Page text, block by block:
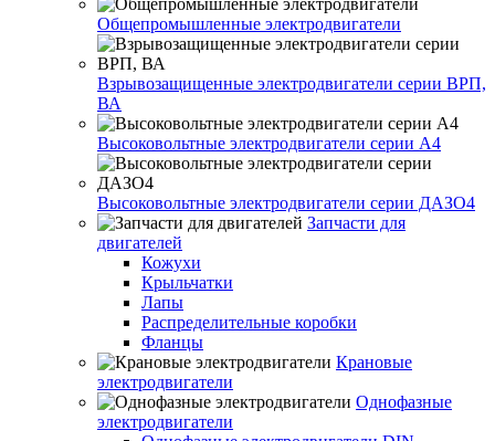
Общепромышленные электродвигатели
Взрывозащищенные электродвигатели серии ВРП,
ВА
Высоковольтные электродвигатели серии А4
Высоковольтные электродвигатели серии ДАЗО4
Запчасти для
двигателей
Кожухи
Крыльчатки
Лапы
Распределительные коробки
Фланцы
Крановые
электродвигатели
Однофазные
электродвигатели